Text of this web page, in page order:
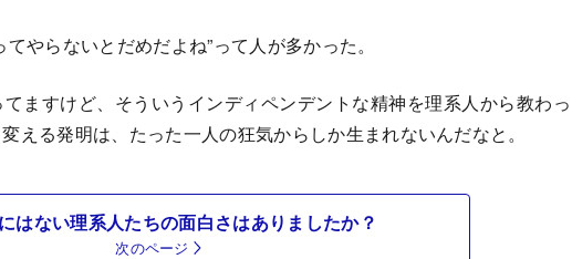
やらないとだめだよね”って人が多かった。
ますけど、そういうインディペンデントな精神を理系人から教わっ
える発明は、たった一人の狂気からしか生まれないんだなと。
はない理系人たちの面白さはありましたか？
次のページ